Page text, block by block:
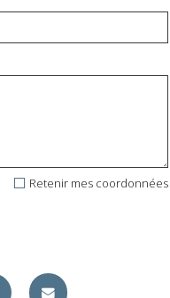
Retenir mes coordonnées